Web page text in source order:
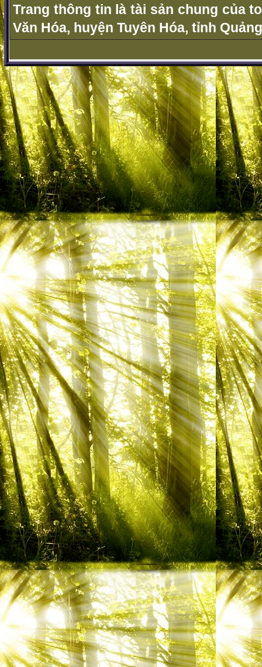
Trang thông tin là tài sản chung của
Văn Hóa, huyện Tuyên Hóa, tỉnh